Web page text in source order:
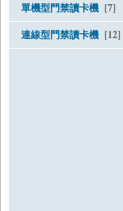
單機型門禁讀卡機 [7]
連線型門禁讀卡機 [12]